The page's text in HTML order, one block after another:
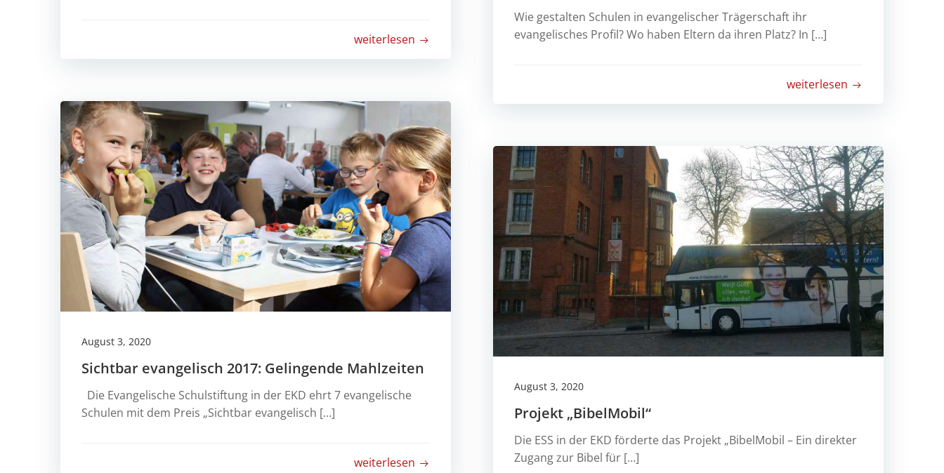
weiterlesen
Wie gestalten Schulen in evangelischer Trägerschaft ihr
evangelisches Profil? Wo haben Eltern da ihren Platz? In […]
weiterlesen
August 3, 2020
Sichtbar evangelisch 2017: Gelingende Mahlzeiten
Die Evangelische Schulstiftung in der EKD ehrt 7 evangelische
Schulen mit dem Preis „Sichtbar evangelisch […]
weiterlesen
August 3, 2020
Projekt „BibelMobil“
Die ESS in der EKD förderte das Projekt „BibelMobil – Ein direkter
Zugang zur Bibel für […]